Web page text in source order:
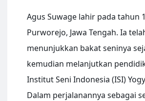
Agus Suwage lahir pada tahun
Purworejo, Jawa Tengah. Ia
menunjukkan bakat seninya
kemudian melanjutkan
Institut Seni Indonesia (ISI)
Dalam perjalanannya sebagai